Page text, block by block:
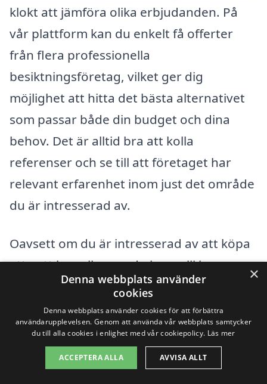
klokt att jämföra olika erbjudanden. På
vår plattform kan du enkelt få offerter
från flera professionella
besiktningsföretag, vilket ger dig
möjlighet att hitta det bästa alternativet
som passar både din budget och dina
behov. Det är alltid bra att kolla
referenser och se till att företaget har
relevant erfarenhet inom just det område
du är intresserad av.
Oavsett om du är intresserad av att köpa
ett nytt hus eller om du bara vill ha en
noggrann inspektion av din befintliga
fastighet, kan korrekt husbesiktning i
Mala ge dig trygghet och säkerhet inför
framtiden. Tveka inte att ta kontakt med
oss för mer information om hur vi kan
×
Denna webbplats använder
cookies
Denna webbplats använder cookies för att förbättra
användarupplevelsen. Genom att använda vår webbplats samtycker
du till alla cookies i enlighet med vår cookiepolicy. Läs mer
ACCEPTERA ALLA AVVISA ALLT